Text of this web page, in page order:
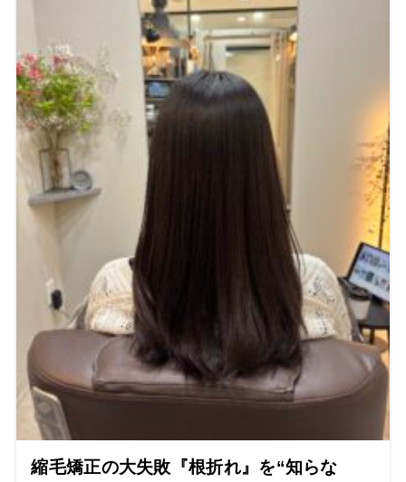
縮毛矯正の大失敗『根折れ』を“知らな